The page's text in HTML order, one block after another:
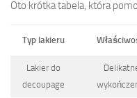
Oto krótka tabela, która
Typ lakieru
Lakier do
decoupage